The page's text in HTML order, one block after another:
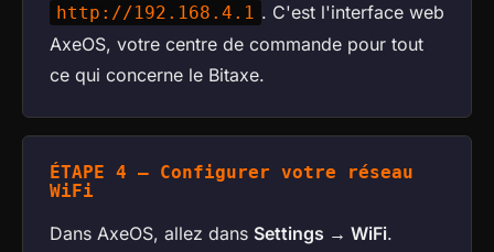
http://192.168.4.1 . C'est l'interface web
AxeOS, votre centre de commande pour tout
ce qui concerne le Bitaxe.
ÉTAPE 4 — Configurer votre réseau
WiFi
Dans AxeOS, allez dans Settings → WiFi.